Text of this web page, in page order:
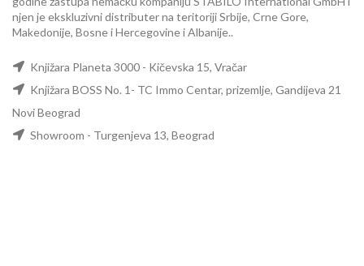
njen je ekskluzivni distributer na teritoriji Srbije, Crne Gore,
Makedonije, Bosne i Hercegovine i Albanije..
Knjižara Planeta 3000 - Kičevska 15, Vračar
Knjižara BOSS No. 1- TC Immo Centar, prizemlje, Gandijeva 21
Novi Beograd
Showroom - Turgenjeva 13, Beograd